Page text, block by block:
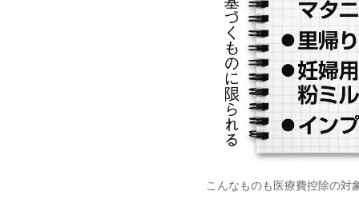
こんなものも医療費控除の対